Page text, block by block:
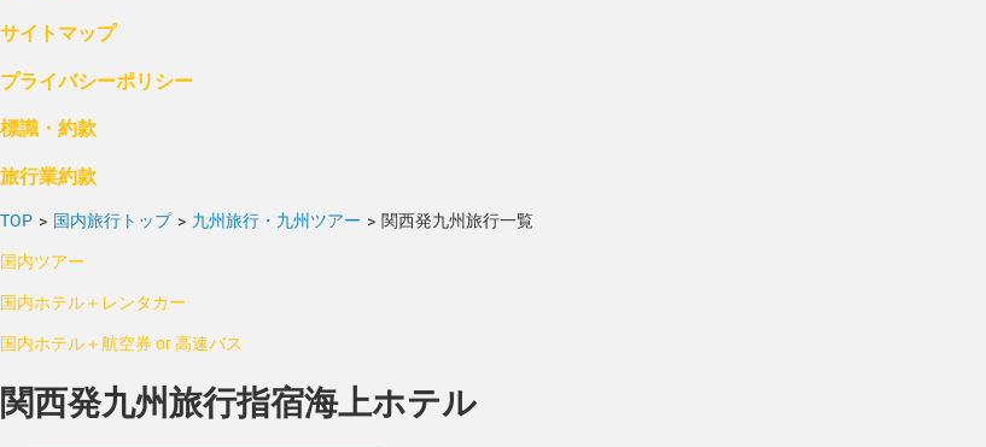
サイトマップ
プライバシーポリシー
標識・約款
旅行業約款
TOP > 国内旅行トップ > 九州旅行・九州ツアー > 関西発九州旅行一覧
国内ツアー
国内ホテル＋レンタカー
国内ホテル＋航空券 or 高速バス
関西発九州旅行指宿海上ホテル